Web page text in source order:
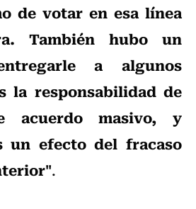
de votar en esa línea
También hubo un
a algunos
la responsabilidad de
acuerdo masivo, y
un efecto del fracaso
.